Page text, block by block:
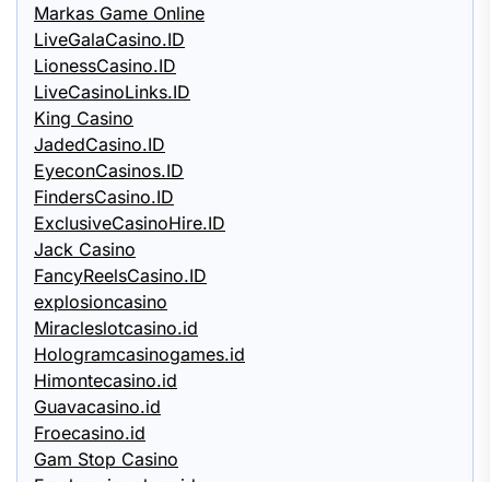
Markas Game Online
LiveGalaCasino.ID
LionessCasino.ID
LiveCasinoLinks.ID
King Casino
JadedCasino.ID
EyeconCasinos.ID
FindersCasino.ID
ExclusiveCasinoHire.ID
Jack Casino
FancyReelsCasino.ID
explosioncasino
Miracleslotcasino.id
Hologramcasinogames.id
Himontecasino.id
Guavacasino.id
Froecasino.id
Gam Stop Casino